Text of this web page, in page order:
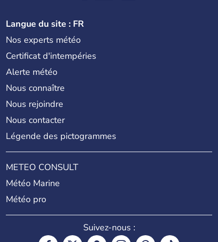
Langue du site : FR
Nos experts météo
Certificat d'intempéries
Alerte météo
Nous connaître
Nous rejoindre
Nous contacter
Légende des pictogrammes
METEO CONSULT
Météo Marine
Météo pro
Suivez-nous :